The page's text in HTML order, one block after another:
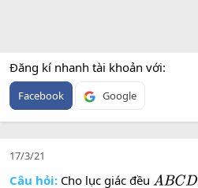
Đăng kí nhanh tài khoản với
Facebook Google
17/3/21
Câu hỏi: Cho lục giác đều ABCDEF